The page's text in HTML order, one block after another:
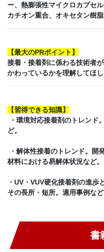
ー、熱膨張性マイクロカプセ
カチオン重合、オキセタン樹脂
【最大のPRポイント】
接着・接着剤に係わる技術者
かわっているかを理解してほし
【習得できる知識】
・環境対応接着剤のトレンド
ど。
・解体性接着のトレンド。開
材料における易解体状況など。
・UV・VUV硬化接着剤の進歩
その長所・短所。適用事例など
書